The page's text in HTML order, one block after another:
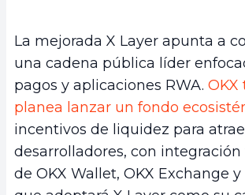
La mejorada X Layer apunta a
una cadena pública líder
pagos y aplicaciones RWA. OKX
planea lanzar un fondo
incentivos de liquidez para
desarrolladores, con
de OKX Wallet, OKX Exchange y